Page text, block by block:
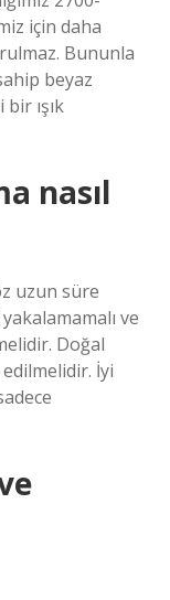
için daha
Bununla
beyaz
ışık
nasıl
uzun süre
ve
Doğal
edilmelidir. İyi